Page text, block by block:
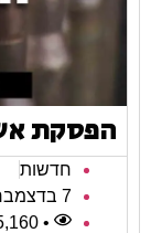
הפסקת
חדשות
7 בדצמבר 2024
• 5,160